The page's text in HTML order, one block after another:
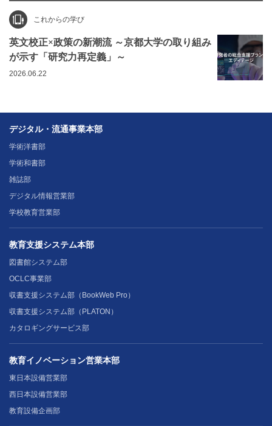
これからの学び
英文校正×政策の新潮流 ～京都大学の取り組み
が示す「研究力再定義」～
2026.06.22
デジタル・流通事業本部
学術洋書部
学術和書部
雑誌部
デジタル情報営業部
学校教育営業部
教育支援システム本部
図書館システム部
OCLC事業部
収書支援システム部（BookWeb Pro）
収書支援システム部（PLATON）
カタロギングサービス部
教育イノベーション営業本部
東日本設備営業部
西日本設備営業部
教育設備企画部